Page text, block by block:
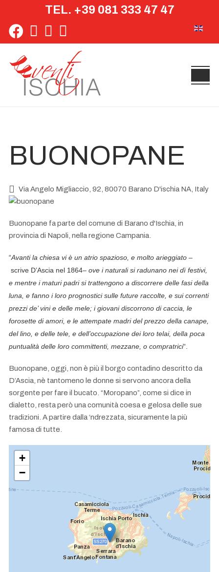
TEL. +39 081 333 47 47
BUONOPANE
Via Angelo Migliaccio, 92, 80070 Barano D'ischia NA, Italy
Buonopane fa parte del comune di Barano d'Ischia, in
provincia di Napoli, nella regione Campania.
“Avanti la chiesa vi è un atrio spazioso, e molto arieggiato –
scrive D’Ascia nel 1864– ove i naturali si radunano nei dì festivi,
e mentre i maturi padri si trattengono a discorrere delle fasi della
luna, e fanno i loro prognostici sulle future raccolte, e sui correnti
prezzi de’ vini e delle mele; i giovani discorrono di caccia, le
forosette di amori, e le attempate madri del prezzo della canape,
del lino, e delle tele, e dell’occupazione dei loro telai, della poca
puntualità delle loro committenti, mezzane, o compratrici“.
Buonopane, oggi, non è più il borgo contadino descritto da
D’Ascia, nè tantomeno le donne si servono ancora della
sorgente per fare il bucato. “Moropano”, come si dice in
dialetto, resta però una comunità coesa e gelosa delle sue
tradizioni. A partire dalla ‘ndrezzata, sicuramente la più
famosa di tutte.
+
−